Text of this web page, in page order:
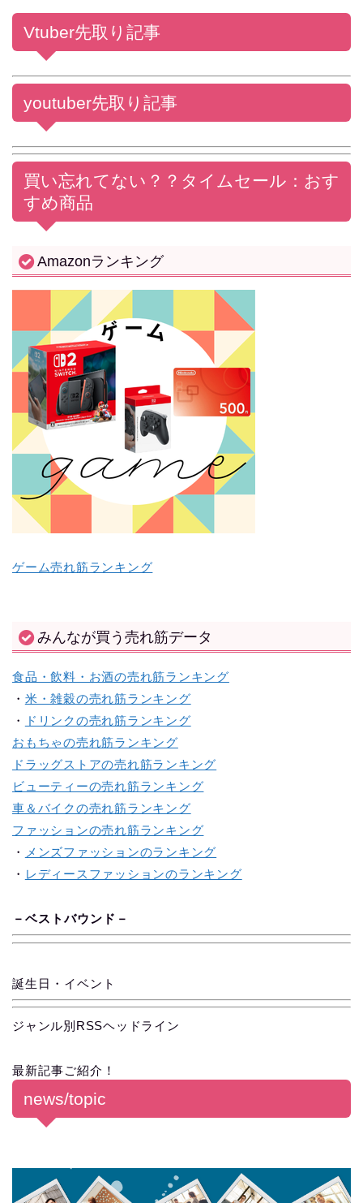
Vtuber先取り記事
youtuber先取り記事
買い忘れてない？？ タイムセール：おす
すめ商品
Amazonランキング
ゲーム売れ筋ランキング
みんなが買う売れ筋データ
食品・飲料・お酒の売れ筋ランキング
・ 米・雑穀の売れ筋ランキング
・
ドリンクの売れ筋ランキング
おもちゃの売れ筋ランキング
ドラッグストアの売れ筋ランキング
ビューティーの売れ筋ランキング
車＆バイクの売れ筋ランキング
ファッションの売れ筋ランキング
・
メンズファッションのランキング
・ レディースファッションのランキング
－ ベス トバウン ド －
誕生日・イベント
ジャンル別RSSヘッドライン
最新記事ご紹介！
news/topic